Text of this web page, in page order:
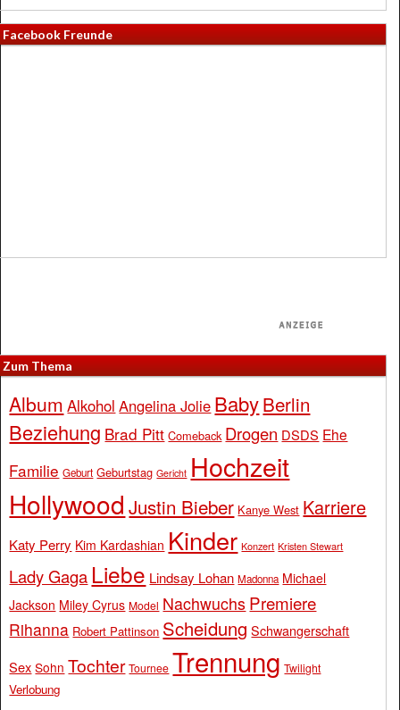
Facebook Freunde
Zum Thema
Album Alkohol Angelina Jolie BabyBerlin
Beziehung Brad Pitt Comeback Drogen DSDS Ehe
Familie Geburt Geburtstag Gericht Hochzeit
Hollywood Justin Bieber Kanye West Karriere
Katy Perry Kim Kardashian Kinder Konzert Kristen Stewart
Lady Gaga Liebe Lindsay Lohan Madonna Michael
Jackson Miley Cyrus Model Nachwuchs Premiere
Rihanna Robert Pattinson Scheidung Schwangerschaft
Sex Sohn Tochter Tournee Trennung Twilight
Verlobung